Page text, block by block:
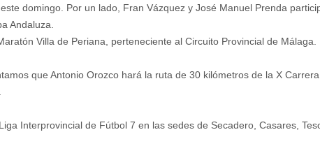
domingo. Por un lado, Fran Vázquez y José Manuel Prenda
Andaluza.
Villa de Periana, perteneciente al Circuito Provincial de Málaga.
que Antonio Orozco hará la ruta de 30 kilómetros de la X
Interprovincial de Fútbol 7 en las sedes de Secadero, Casares,